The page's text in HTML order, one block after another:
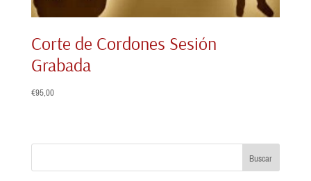
Corte de Cordones Sesión
Grabada
€95,00
Buscar